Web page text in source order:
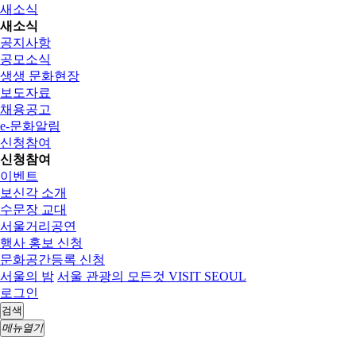
새소식
새소식
공지사항
공모소식
생생 문화현장
보도자료
채용공고
e-문화알림
신청참여
신청참여
이벤트
보신각 소개
수문장 교대
서울거리공연
행사 홍보 신청
문화공간등록 신청
서울의 밤 서울 관광의 모든것 VISIT SEOUL
로그인
검색
메뉴열기